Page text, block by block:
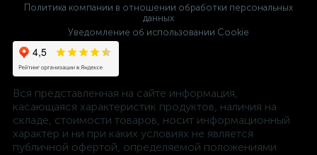
Политика компании в отношении обработки персональных
данных
Уведомление об использовании Cookie
Вся представленная на сайте информация,
касающаяся характеристик продуктов, наличия на
складе, стоимости товаров, носит информационный
характер и ни при каких условиях не является
публичной офертой, определяемой положениями